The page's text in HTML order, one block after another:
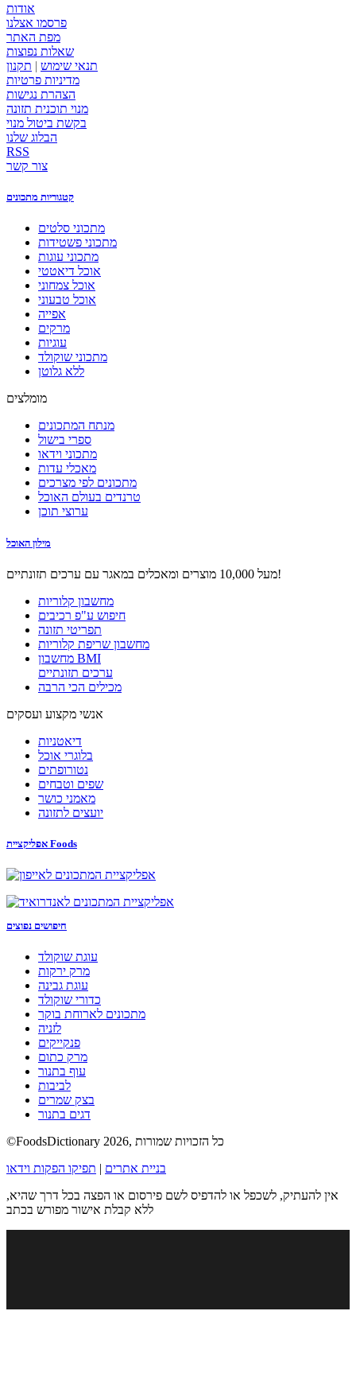
אודות
פרסמו אצלנו
מפת האתר
שאלות נפוצות
תנאי שימוש | תקנון
מדיניות פרטיות
הצהרת נגישות
מנוי תוכנית תזונה
בקשת ביטול מנוי
הבלוג שלנו
RSS
צור קשר
קטגוריות מתכונים
מתכוני סלטים
מתכוני פשטידות
מתכוני עוגות
אוכל דיאטטי
אוכל צמחוני
אוכל טבעוני
אפייה
מרקים
עוגיות
מתכוני שוקולד
ללא גלוטן
מומלצים
מנתח המתכונים
ספרי בישול
מתכוני וידאו
מאכלי עדות
מתכונים לפי מצרכים
טרנדים בעולם האוכל
ערוצי תוכן
מילון האוכל
מעל 10,000 מוצרים ומאכלים במאגר עם ערכים תזונתיים!
מחשבון קלוריות
חיפוש ע"פ רכיבים
תפריטי תזונה
מחשבון שריפת קלוריות
מחשבון BMI
ערכים תזונתיים
מכילים הכי הרבה
אנשי מקצוע ועסקים
דיאטניות
בלוגרי אוכל
נטורופתים
שפים וטבחים
מאמני כושר
יועצים לתזונה
אפליקציית Foods
חיפושים נפוצים
עוגת שוקולד
מרק ירקות
עוגת גבינה
כדורי שוקולד
מתכונים לארוחת בוקר
לזניה
פנקייקים
מרק כתום
עוף בתנור
לביבות
בצק שמרים
דגים בתנור
©FoodsDictionary 2026, כל הזכויות שמורות
בניית אתרים
תפיקו הפקות וידאו
אין להעתיק, לשכפל או להדפיס לשם פירסום או הפצה בכל דרך שהיא,
ללא קבלת אישור מפורש בכתב